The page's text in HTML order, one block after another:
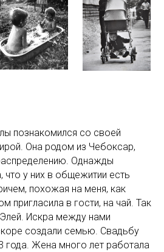
познакомился со своей
Она родом из Чебоксар,
Однажды
у них в общежитии есть
похожая на меня, как
пригласила в гости, на чай. Так
Искра между нами
создали семью. Свадьбу
года. Жена много лет работала